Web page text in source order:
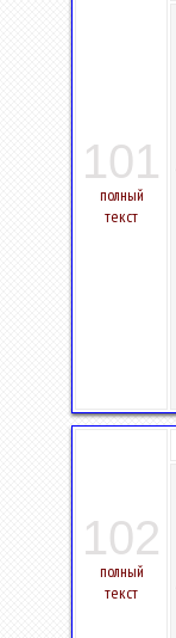
101
полный
текст
102
полный
текст